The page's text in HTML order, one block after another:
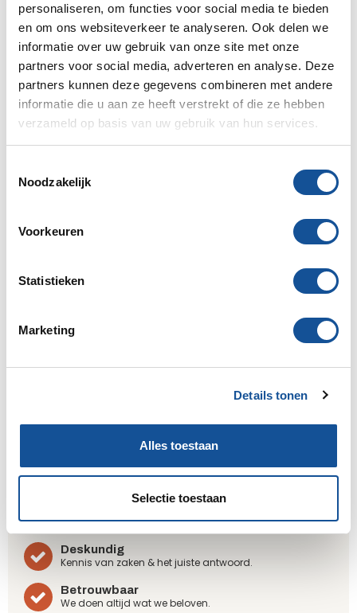
personaliseren, om functies voor social media te bieden
en om ons websiteverkeer te analyseren. Ook delen we
informatie over uw gebruik van onze site met onze
partners voor social media, adverteren en analyse. Deze
partners kunnen deze gegevens combineren met andere
informatie die u aan ze heeft verstrekt of die ze hebben
verzameld op basis van uw gebruik van hun services.
e
Noodzakelijk
Voorkeuren
Statistieken
Marketing
Details tonen
Alles toestaan
Selectie toestaan
Verhuurlocaties
Drachten
Emmeloord
Franeker
Leeuwarden
Schagen
Zwaagdijk
Wij zijn Sijperda Verhuur!
Geruisloze service & 24/7 bereikbaar.
Deskundig
Kennis van zaken & het juiste antwoord.
Betrouwbaar
We doen altijd wat we beloven.